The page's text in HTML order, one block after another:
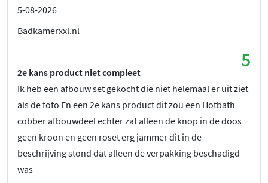
5-08-2026
Badkamerxxl.nl
5
2e kans product niet compleet
Ik heb een afbouw set gekocht die niet helemaal er uit ziet
als de foto En een 2e kans product dit zou een Hotbath
cobber afbouwdeel echter zat alleen de knop in de doos
geen kroon en geen roset erg jammer dit in de
beschrijving stond dat alleen de verpakking beschadigd
was